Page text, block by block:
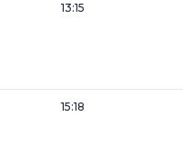
13:15
15:18